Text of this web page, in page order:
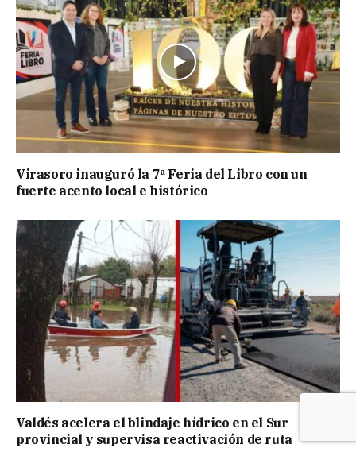
Virasoro inauguró la 7ª Feria del Libro con un
fuerte acento local e histórico
Valdés acelera el blindaje hídrico en el Sur
provincial y supervisa reactivación de ruta